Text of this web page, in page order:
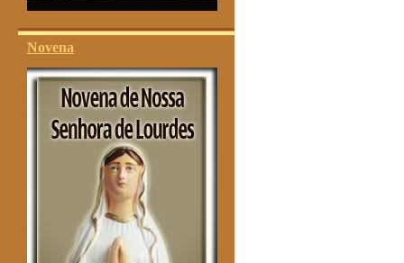
Novena